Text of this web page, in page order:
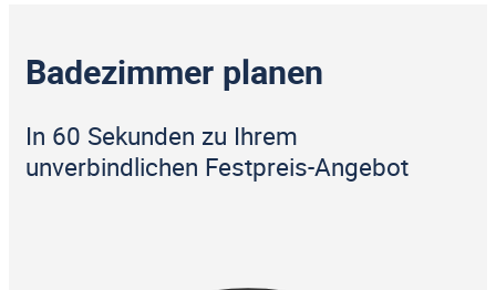
Badezimmer planen
In 60 Sekunden zu Ihrem
unverbindlichen Festpreis-Angebot